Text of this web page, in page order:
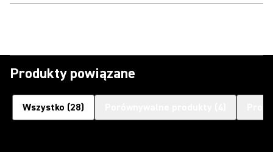
Produkty powiązane
Wszystko (28)